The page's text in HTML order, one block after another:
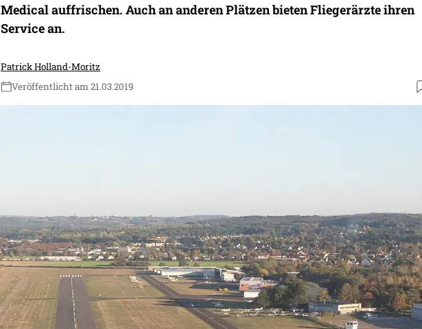
Medical auffrischen. Auch an anderen Plätzen bieten Fliegerärzte ihren
Service an.
Patrick Holland-Moritz
Veröffentlicht am 21.03.2019